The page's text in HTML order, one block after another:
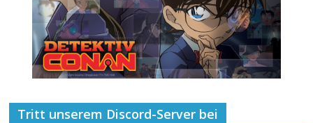
Tritt unserem Discord-Server bei